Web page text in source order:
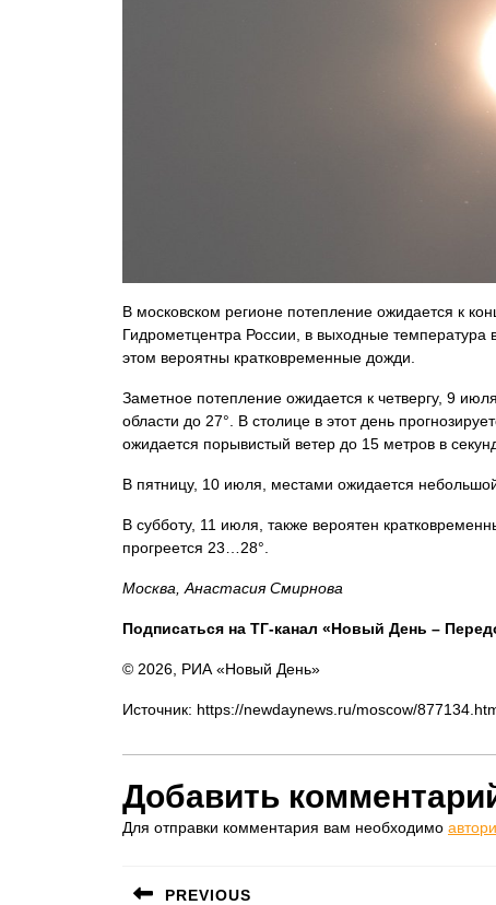
В московском регионе потепление ожидается к
Гидрометцентра России, в выходные температура
этом вероятны кратковременные дожди.
Заметное потепление ожидается к четвергу, 9
области до 27°. В столице в этот день
ожидается порывистый ветер до 15 метров в
В пятницу, 10 июля, местами ожидается
В субботу, 11 июля, также вероятен
прогреется 23…28°.
Москва, Анастасия Смирнова
Подписаться на ТГ-канал «Новый День –
© 2026, РИА «Новый День»
Источник: https://newdaynews.ru/moscow/
Добавить
Для отправки комментария вам необходимо
Навигация
PREVIOUS